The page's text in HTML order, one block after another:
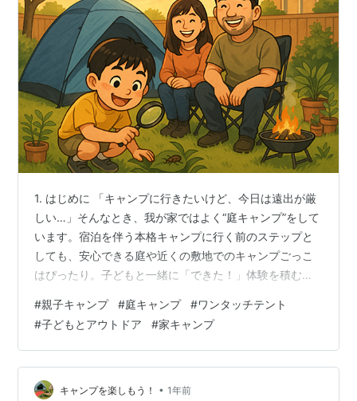
1. はじめに 「キャンプに行きたいけど、今日は遠出が厳
しい…」そんなとき、我が家ではよく“庭キャンプ”をして
います。宿泊を伴う本格キャンプに行く前のステップと
しても、安心できる庭や近くの敷地でのキャンプごっこ
はぴったり。子どもと一緒に「できた！」体験を積むの
大好きすぎて、庭にテントを張るだけでも大興奮
（笑）。簡単な準備で、特別な時間をつくるコツをご紹
介します。 2. 準備の工夫：おうちでも気分を盛り上げる
ベランダや庭にテントを張るだけで、気分はもうキャン
プ。最近は小さめのワンタッチテントも豊富にあり、設
#親子キャンプ #庭キャンプ #ワンタッチテント
#子どもとアウトドア #家キャンプ
キャンプを楽しもう！ • 1年前